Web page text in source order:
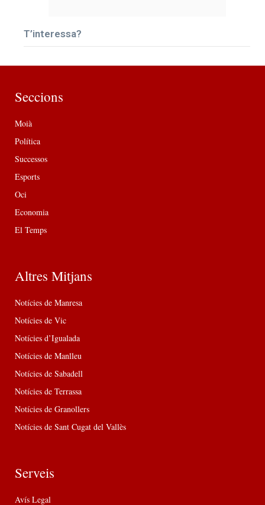
T’interessa?
Seccions
Moià
Política
Successos
Esports
Oci
Economia
El Temps
Altres Mitjans
Notícies de Manresa
Notícies de Vic
Notícies d’Igualada
Notícies de Manlleu
Notícies de Sabadell
Notícies de Terrassa
Notícies de Granollers
Notícies de Sant Cugat del Vallès
Serveis
Avís Legal